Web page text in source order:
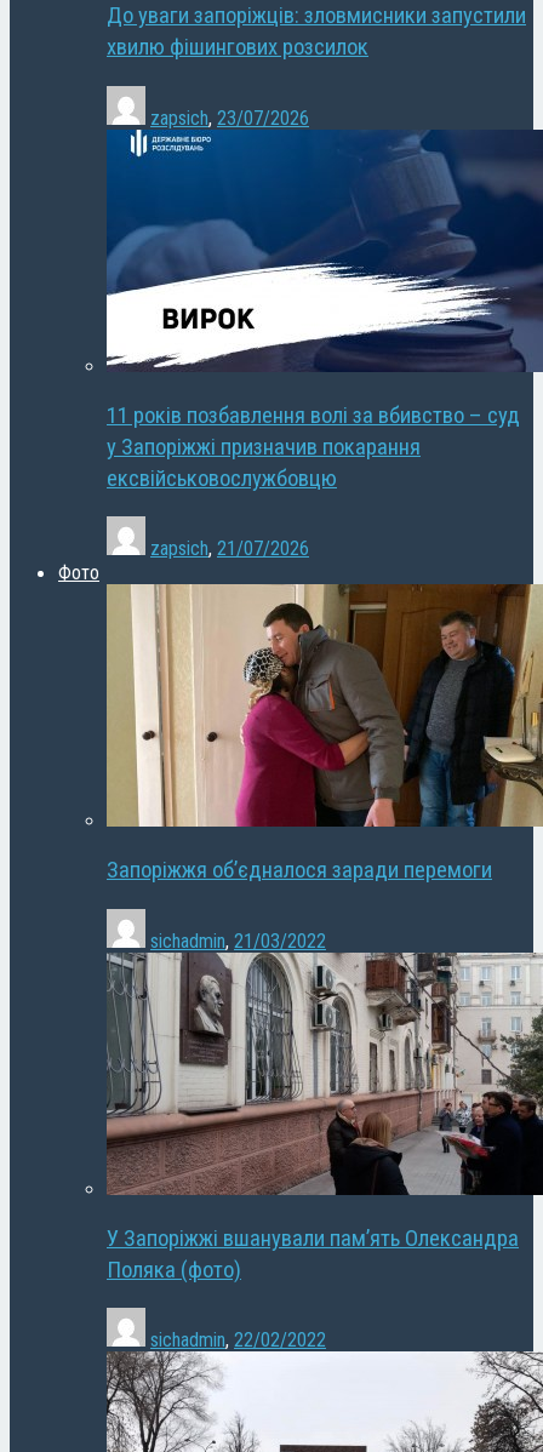
До уваги запоріжців: зловмисники запустили
хвилю фішингових розсилок
zapsich, 23/07/2026
11 років позбавлення волі за вбивство – суд
у Запоріжжі призначив покарання
ексвійськовослужбовцю
zapsich, 21/07/2026
Фото
Запоріжжя об’єдналося заради перемоги
sichadmin, 21/03/2022
У Запоріжжі вшанували пам’ять Олександра
Поляка (фото)
sichadmin, 22/02/2022